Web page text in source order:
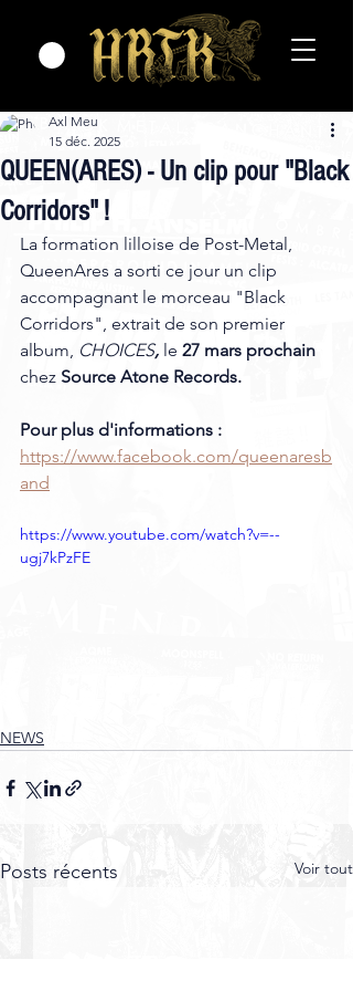
QUEEN(ARES) - Un clip pour "Black
Corridors" !
Axl Meu
15 déc. 2025
La formation lilloise de Post-Metal,
QueenAres a sorti ce jour un clip
accompagnant le morceau "Black
Corridors", extrait de son premier
album, CHOICES, le 27 mars prochain
chez Source Atone Records.
Pour plus d'informations :
https://www.facebook.com/queenaresb
and
https://www.youtube.com/watch?v=--
ugj7kPzFE
NEWS
Posts récents Voir tout